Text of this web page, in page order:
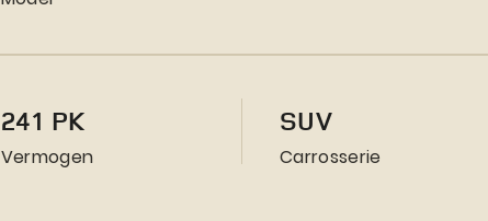
241 PK
Vermogen
SUV
Carrosserie